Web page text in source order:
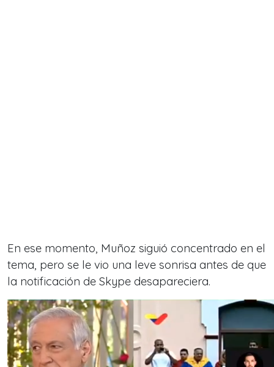
En ese momento, Muñoz siguió concentrado en el
tema, pero se le vio una leve sonrisa antes de que
la notificación de Skype desapareciera.